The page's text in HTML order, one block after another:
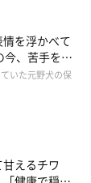
を浮かべて
、苦手を克
いた元野犬の保
えるチワ